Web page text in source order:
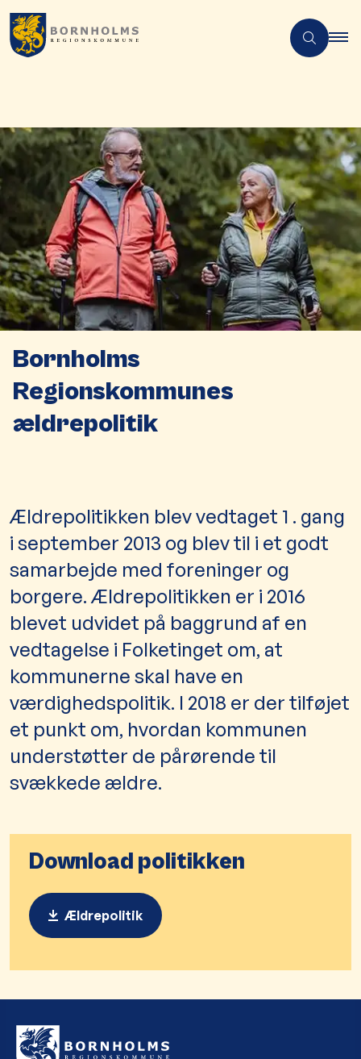
Bornholms
Regionskommunes
ældrepolitik
Ældrepolitikken blev vedtaget 1 . gang
i september 2013 og blev til i et godt
samarbejde med foreninger og
borgere. Ældrepolitikken er i 2016
blevet udvidet på baggrund af en
vedtagelse i Folketinget om, at
kommunerne skal have en
værdighedspolitik. I 2018 er der tilføjet
et punkt om, hvordan kommunen
understøtter de pårørende til
svækkede ældre.
Download politikken
Ældrepolitik